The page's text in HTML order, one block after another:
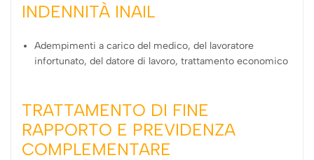
INDENNITÀ INAIL
Adempimenti a carico del medico, del lavoratore
infortunato, del datore di lavoro, trattamento economico
TRATTAMENTO DI FINE
RAPPORTO E PREVIDENZA
COMPLEMENTARE